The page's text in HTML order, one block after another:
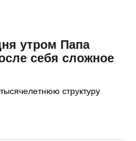
утром Папа
себя сложное
структуру